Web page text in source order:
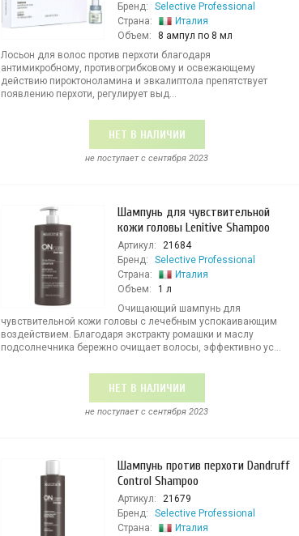
Бренд:
Selective Professional
Страна:
Италия
Объем:
8 ампул по 8 мл
Лосьон для волос против перхоти благодаря
антимикробному, противогрибковому и освежающему
действию пироктоноламина и эвкалиптола препятствует
появлению перхоти, регулирует выд...
НЕТ В НАЛИЧИИ
не поступает c сентября 2023
Шампунь для чувствительной
кожи головы Lenitive Shampoo
Артикул:
21684
Бренд:
Selective Professional
Страна:
Италия
Объем:
1 л
Очищающий шампунь для
чувствительной кожи головы с лечебным успокаивающим
воздействием. Благодаря экстракту ромашки и маслу
подсолнечника бережно очищает волосы, эффективно ус...
НЕТ В НАЛИЧИИ
не поступает c сентября 2023
Шампунь против перхоти Dandruff
Control Shampoo
Артикул:
21679
Бренд:
Selective Professional
Страна:
Италия